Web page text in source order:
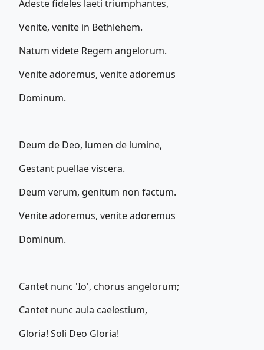
Adeste fideles laeti triumphantes,
Venite, venite in Bethlehem.
Natum videte Regem angelorum.
Venite adoremus, venite adoremus
Dominum.
Deum de Deo, lumen de lumine,
Gestant puellae viscera.
Deum verum, genitum non factum.
Venite adoremus, venite adoremus
Dominum.
Cantet nunc 'Io', chorus angelorum;
Cantet nunc aula caelestium,
Gloria! Soli Deo Gloria!